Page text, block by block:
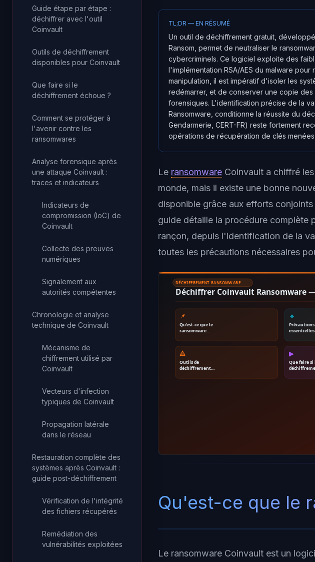
Guide étape par étape :
déchiffrer avec l'outil
Coinvault
Outils de déchiffrement
disponibles pour Coinvault
Que faire si le
déchiffrement échoue ?
Comment se protéger à
l'avenir contre les
ransomwares
Analyse forensique après
une attaque Coinvault :
traces et indicateurs
Indicateurs de
compromission (IoC) de
Coinvault
Collecte des preuves
numériques
Signalement aux
autorités compétentes
Chronologie et analyse
technique de Coinvault
Mécanisme de
chiffrement utilisé par
Coinvault
Vecteurs d'infection
typiques de Coinvault
Propagation latérale
dans le réseau
Restauration complète des
systèmes après Coinvault :
guide post-déchiffrement
Vérification de l'intégrité
des fichiers récupérés
Remédiation des
vulnérabilités exploitées
TL;DR — EN RÉSUMÉ
Un outil de déchiffrement gratuit,
Ransom, permet de neutraliser le
cybercriminels. Ce logiciel exploite des
l'implémentation RSA/AES du malware
manipulation, il est impératif d'isoler les
redémarrer, et de conserver une copie
forensiques. L'identification précise de la
Ransomware, conditionne la réussite du
Gendarmerie, CERT-FR) reste fortement
opérations de récupération de clés
Le ransomware Coinvault a chiffré
monde, mais il existe une bonne
disponible grâce aux efforts
guide détaille la procédure complète
rançon, depuis l'identification de la
toutes les précautions nécessaires
DÉCHIFFREMENT RANSOMWARE
Déchiffrer Coinvault Ransomware
📌
Qu'est-ce que le
ransomware…
🔹
Précautions
🔺
Outils de
déchiffrement…
▶
Que faire si
Qu'est-ce que le
Le ransomware Coinvault est un